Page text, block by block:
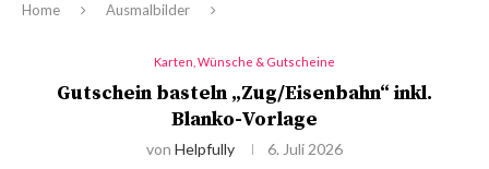
Home Ausmalbilder
Karten, Wünsche & Gutscheine
Gutschein basteln „Zug/Eisenbahn“ inkl.
Blanko-Vorlage
von Helpfully 6. Juli 2026